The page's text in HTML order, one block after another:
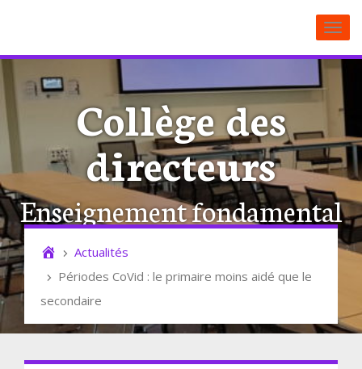
Collège des
directeurs
Enseignement fondamental
catholique
Actualités
Périodes CoVid : le primaire moins aidé que le
secondaire